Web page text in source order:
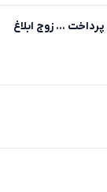
... زوج ابلاغ